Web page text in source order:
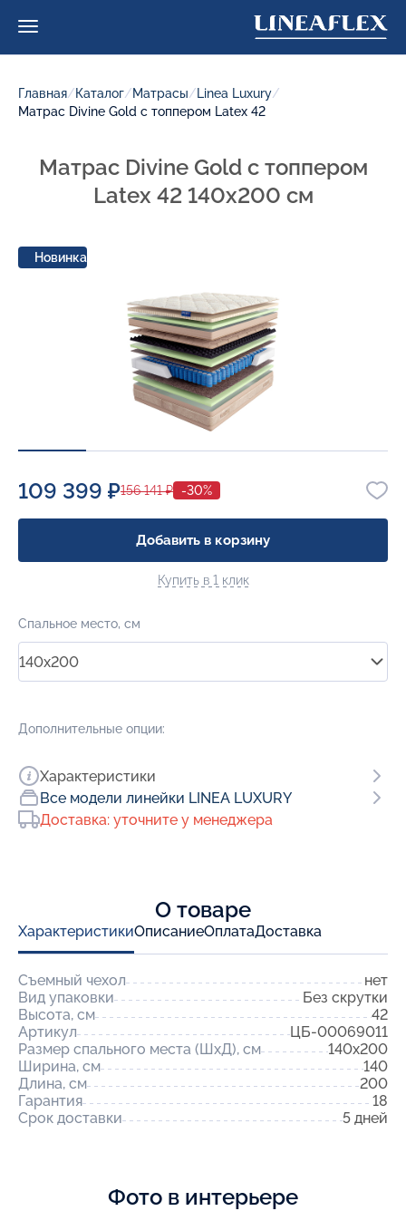
Главная/Каталог/Матрасы/ Linea Luxury/
Матрас Divine Gold с топпером Latex 42
О товаре
ХарактеристикиОписаниеОплатаДоставка
Съемный чехол
нет
Вид упаковки
Без скрутки
Высота, см
42
Артикул
ЦБ-00069011
Размер спального места (ШхД), см
140x200
Ширина, см
140
Длина, см
200
Гарантия
18
Срок доставки
5 дней
Матрас Divine Gold с топпером
Latex 42 140x200 см
Новинка
109 399 ₽156 141 ₽ -30%
Добавить в корзину
Купить в 1 клик
Спальное место, см
140x200
Дополнительные опции:
Характеристики
Все модели линейки LINEA LUXURY
Доставка: уточните у менеджера
Фото в интерьере